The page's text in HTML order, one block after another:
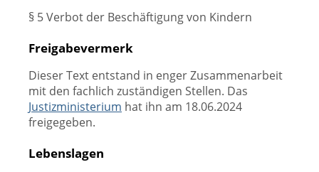
§ 5 Verbot der Beschäftigung von Kindern
Freigabevermerk
Dieser Text entstand in enger Zusammenarbeit
mit den fachlich zuständigen Stellen. Das
Justizministerium hat ihn am 18.06.2024
freigegeben.
Lebenslagen